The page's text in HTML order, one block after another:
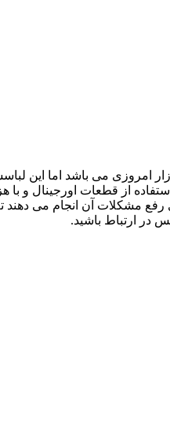
امروزی می باشد اما این
از قطعات اورجینال و
رفع مشکلات آن انجام می
در ارتباط باشید.